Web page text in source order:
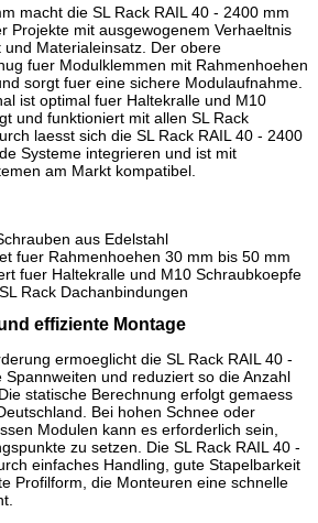
macht die SL Rack RAIL 40 - 2400 mm
Projekte mit ausgewogenem Verhaeltnis
Materialeinsatz. Der obere
fuer Modulklemmen mit Rahmenhoehen
sorgt fuer eine sichere Modulaufnahme.
ist optimal fuer Haltekralle und M10
und funktioniert mit allen SL Rack
laesst sich die SL Rack RAIL 40 - 2400
Systeme integrieren und ist mit
am Markt kompatibel.
aus Edelstahl
fuer Rahmenhoehen 30 mm bis 50 mm
fuer Haltekralle und M10 Schraubkoepfe
Rack Dachanbindungen
effiziente Montage
ermoeglicht die SL Rack RAIL 40 -
und reduziert so die Anzahl
statische Berechnung erfolgt gemaess
Bei hohen Schnee oder
Modulen kann es erforderlich sein,
zu setzen. Die SL Rack RAIL 40 -
einfaches Handling, gute Stapelbarkeit
Profilform, die Monteuren eine schnelle